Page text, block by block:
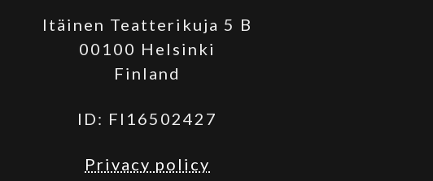
Itäinen Teatterikuja 5 B
00100 Helsinki
Finland
ID: FI16502427
Privacy policy